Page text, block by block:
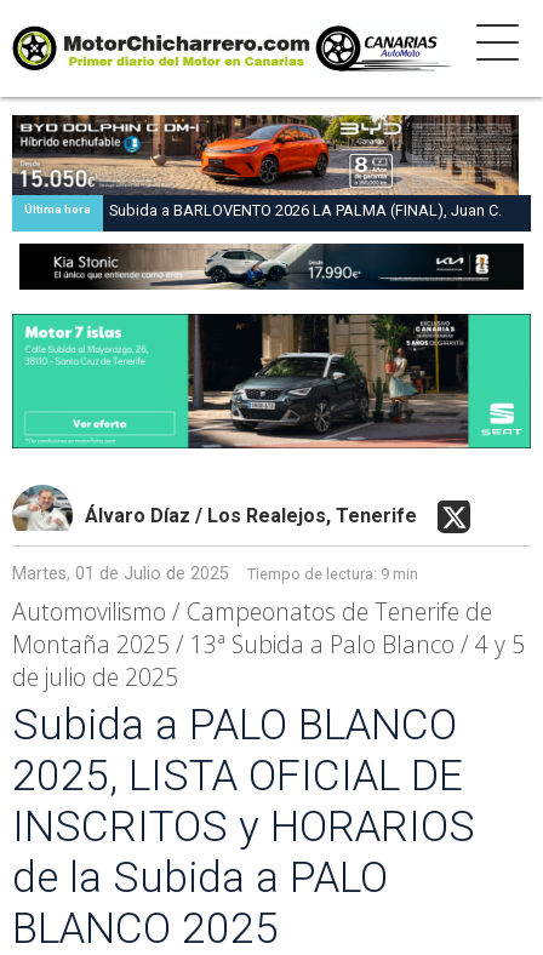
Última hora
Subida a BARLOVENTO 2026 LA PALMA (FINAL), Juan C.
Brito y Carlos A. Pérez hacen suya la victoria en la 47 Subida
a Barlovento
Álvaro Díaz / Los Realejos, Tenerife
Martes, 01 de Julio de 2025 Tiempo de lectura: 9 min
Automovilismo / Campeonatos de Tenerife de
Montaña 2025 / 13ª Subida a Palo Blanco / 4 y 5
de julio de 2025
Subida a PALO BLANCO
2025, LISTA OFICIAL DE
INSCRITOS y HORARIOS
de la Subida a PALO
BLANCO 2025